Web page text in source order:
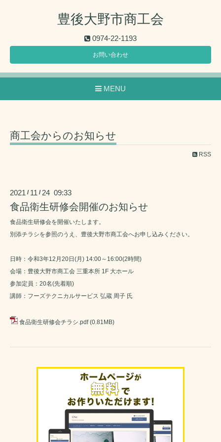
豊後大野市商工会
0974-22-1193
お問い合わせ
MENU
商工会からのお知らせ
RSS
2021 / 11 / 24 09:33
食品衛生研修会開催のお知らせ
食品衛生研修会を開催いたします。
別添チラシを参照のうえ、豊後大野市商工会へお申し込みください。
日時：令和3年12月20日(月) 14:00～16:00(2時間)
会場：豊後大野市商工会 三重本所 1F 大ホール
参加定員：20名(先着順)
講師：フーズテクニカルサービス 弘蔵 周子 氏
食品衛生研修会チラシ.pdf(0.81MB)